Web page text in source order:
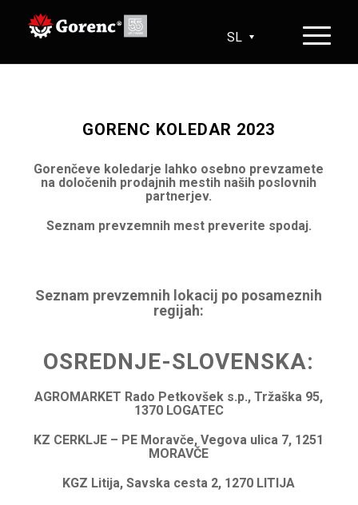
SL
GORENC KOLEDAR 2023
Gorenčeve koledarje lahko osebno prevzamete
na določenih prodajnih mestih naših poslovnih
partnerjev.
Seznam prevzemnih mest preverite spodaj.
Seznam prevzemnih lokacij po posameznih
regijah:
OSREDNJE-SLOVENSKA:
AGROMARKET Rado Petkovšek s.p., Tržaška 95,
1370 LOGATEC
KZ CERKLJE – PE Moravče, Vegova ulica 7, 1251
MORAVČE
KGZ Litija, Savska cesta 2, 1270 LITIJA